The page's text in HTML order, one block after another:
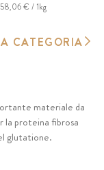
58,06 € / 1kg
CATEGORIA
materiale da
la proteina fibrosa
glutatione.